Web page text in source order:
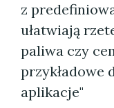
z
ułatwiają
paliwa czy
przykładowe
aplikacje"